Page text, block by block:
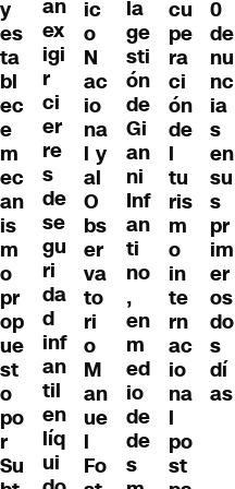
y
es
ta
bl
ec
e
m
ec
an
is
m
o
pr
op
ue
st
o
po
r
Su
an
ex
igi
r
ci
er
re
s
de
se
gu
ri
da
d
inf
an
til
en
líq
ui
ic
o
N
ac
io
na
l y
al
O
bs
er
va
to
ri
o
M
an
ue
l
Fo
la
ge
sti
ón
de
Gi
an
ni
Inf
an
ti
no
,
en
m
ed
io
de
de
s
cu
pe
ra
ci
ón
de
l
tu
ris
m
o
in
te
rn
ac
io
na
l
po
st
0
de
nu
nc
ia
s
en
su
s
pr
im
er
os
do
s
dí
as